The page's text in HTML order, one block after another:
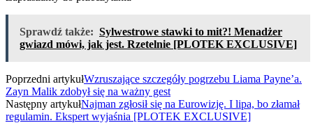
Sprawdź także: Sylwestrowe stawki to mit?! Menadżer
gwiazd mówi, jak jest. Rzetelnie [PLOTEK EXCLUSIVE]
Poprzedni artykułWzruszające szczegóły pogrzebu Liama Payne’a.
Zayn Malik zdobył się na ważny gest
Następny artykułNajman zgłosił się na Eurowizję. I lipa, bo złamał
regulamin. Ekspert wyjaśnia [PLOTEK EXCLUSIVE]